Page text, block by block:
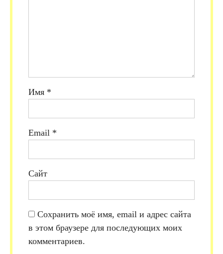
Имя *
Email *
Сайт
Сохранить моё имя, email и адрес сайта
в этом браузере для последующих моих
комментариев.